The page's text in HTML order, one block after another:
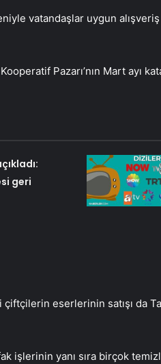
vatandaşlar uygun
Pazarı’nın Mart ayı
geri
eserlerinin satışı da
işlerinin yanı sıra birçok